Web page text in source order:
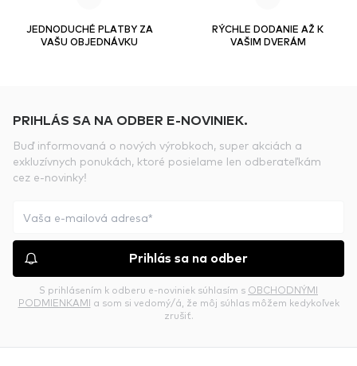
JEDNODUCHÉ PLATBY ZA
VAŠU OBJEDNÁVKU
RÝCHLE DODANIE AŽ K
VAŠIM DVERÁM
PRIHLÁS SA NA ODBER E-NOVINIEK.
Buď informovaná o nových výrobkoch, super akciách a
exkluzívnych ponukách, ktoré posielame len odberateľkám
cez e-novinky!
Prihlás sa na odber
S prihlásením k odberu e-noviniek súhlasím s OBCHODNÝMI
PODMIENKAMI a som si vedomý/á, že môj súhlas môžem kedykoľvek
zrušiť.